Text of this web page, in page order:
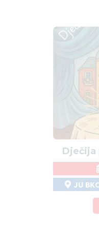
Dječija
Mirko
JU